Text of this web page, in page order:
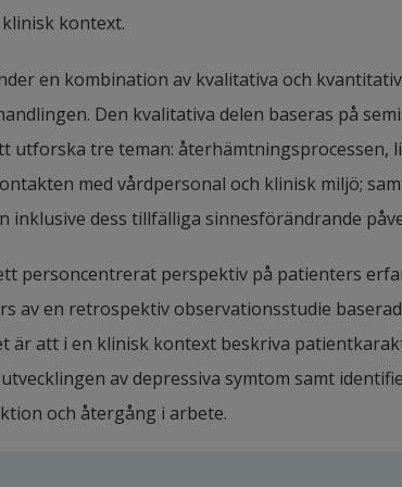
kontext.
en kombination av kvalitativa och
Den kvalitativa delen baseras på
utforska tre teman: återhämtningsprocessen,
med vårdpersonal och klinisk miljö;
inklusive dess tillfälliga sinnesförändrande
personcentrerat perspektiv på patienters
av en retrospektiv observationsstudie
är att i en klinisk kontext beskriva
av depressiva symtom samt
och återgång i arbete.